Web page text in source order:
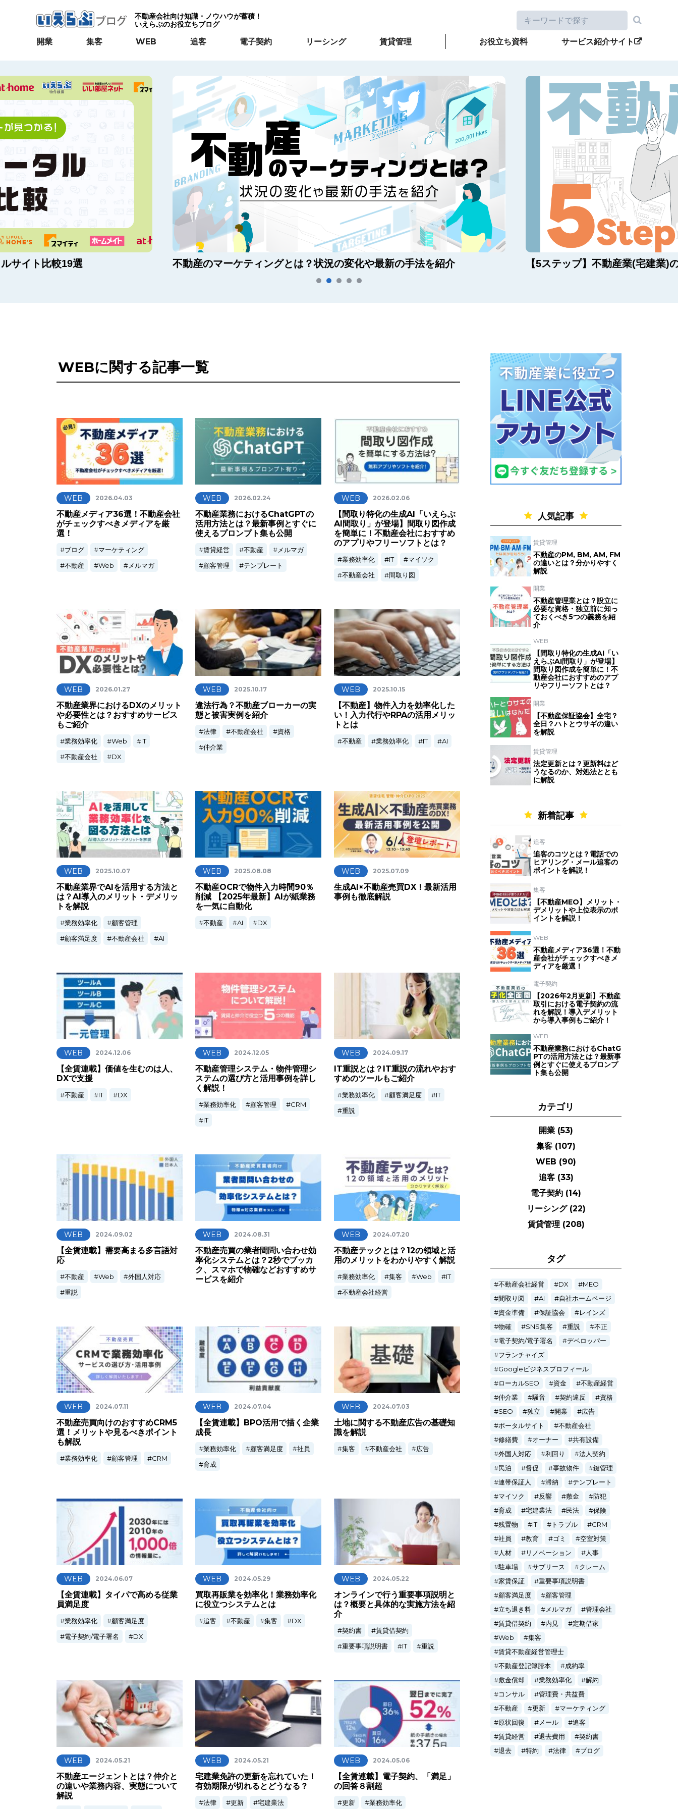
不動産会社向け知識・ノウハウが蓄積！
いえらぶのお役立ちブログ
開業 集客 WEB 追客 電子契約 リーシング 賃貸管理 お役立ち資料 サービス紹介サイト
サイト比較19選 不動産のマーケティングとは？状況の変化や最新の手法を紹介 【5ステップ】不動産業(宅建業)
WEBに関する記事一覧
WEB 2026.04.03
不動産メディア36選！不動産会社
がチェックすべきメディアを厳
選！
ブログ
マーケティング
不動産
Web メルマガ
WEB 2026.02.24
不動産業務におけるChatGPTの
活用方法とは？最新事例とすぐに
使えるプロンプト集も公開
賃貸経営 不動産
メルマガ
顧客管理
テンプレート
WEB 2026.02.06
【間取り特化の生成AI「いえらぶ
AI間取り」が登場】間取り図作成
を簡単に！不動産会社におすすめ
のアプリやフリーソフトとは？
業務効率化 IT
マイソク
不動産会社
間取り図
WEB 2026.01.27
不動産業界におけるDXのメリット
や必要性とは？おすすめサービス
もご紹介
業務効率化 Web
IT
不動産会社
DX
WEB 2025.10.17
違法行為？不動産ブローカーの実
態と被害実例を紹介
法律 不動産会社
資格
仲介業
WEB 2025.10.15
【不動産】物件入力を効率化した
い！入力代行やRPAの活用メリッ
トとは
不動産 業務効率化 IT AI
WEB 2025.10.07
不動産業界でAIを活用する方法と
は？AI導入のメリット・デメリッ
トを解説
業務効率化
顧客管理
顧客満足度
不動産会社 AI
WEB 2025.08.08
不動産OCRで物件入力時間90％
削減 【2025年最新】AIが紙業務
を一気に自動化
不動産 AI DX
WEB 2025.07.09
生成AI×不動産売買DX！最新活用
事例も徹底解説
WEB 2024.12.06
【全賃連載】価値を生むのは人、
DXで支援
不動産 IT DX
WEB 2024.12.05
不動産管理システム・物件管理シ
ステムの選び方と活用事例を詳し
く解説！
業務効率化 顧客管理
CRM
IT
WEB 2024.09.17
IT重説とは？IT重説の流れやおす
すめのツールもご紹介
業務効率化 顧客満足度
IT
重説
WEB 2024.09.02
【全賃連載】需要高まる多言語対
応
不動産 Web
外国人対応
重説
WEB 2024.08.31
不動産売買の業者間問い合わせ効
率化システムとは？2秒でブッカ
ク、スマホで物確などおすすめサ
ービスを紹介
WEB 2024.07.20
不動産テックとは？12の領域と活
用のメリットをわかりやすく解説
業務効率化 集客 Web
IT
不動産会社経営
WEB 2024.07.11
不動産売買向けのおすすめCRM5
選！メリットや見るべきポイント
も解説
業務効率化 顧客管理 CRM
WEB 2024.07.04
【全賃連載】BPO活用で描く企業
成長
業務効率化 顧客満足度
社員
育成
WEB 2024.07.03
土地に関する不動産広告の基礎知
識を解説
集客 不動産会社 広告
WEB 2024.06.07
【全賃連載】タイパで高める従業
員満足度
業務効率化
顧客満足度
電子契約/電子署名
DX
WEB 2024.05.29
買取再販業を効率化！業務効率化
に役立つシステムとは
追客 不動産 集客 DX
WEB 2024.05.22
オンラインで行う重要事項説明と
は？概要と具体的な実施方法を紹
介
契約書
賃貸借契約
重要事項説明書
IT 重説
WEB 2024.05.21
不動産エージェントとは？仲介と
の違いや業務内容、実態について
解説
WEB 2024.05.21
宅建業免許の更新を忘れていた！
有効期限が切れるとどうなる？
法律 更新 宅建業法
WEB 2024.05.06
【全賃連載】電子契約、「満足」
の回答８割超
更新 業務効率化
人気記事
賃貸管理
不動産のPM, BM, AM, FM
の違いとは？分かりやすく
解説
開業
不動産管理業とは？設立に
必要な資格・独立前に知っ
ておくべき5つの義務を紹
介
WEB
【間取り特化の生成AI「い
えらぶAI間取り」が登場】
間取り図作成を簡単に！不
動産会社におすすめのアプ
リやフリーソフトとは？
開業
【不動産保証協会】全宅？
全日？ハトとウサギの違い
を解説
賃貸管理
法定更新とは？更新料はど
うなるのか、対処法ととも
に解説
新着記事
追客
追客のコツとは？電話での
ヒアリング・メール追客の
ポイントを解説！
集客
【不動産MEO】メリット・
デメリットや上位表示のポ
イントを解説！
WEB
不動産メディア36選！不動
産会社がチェックすべきメ
ディアを厳選！
電子契約
【2026年2月更新】不動産
取引における電子契約の流
れを解説！導入デメリット
から導入事例もご紹介！
WEB
不動産業務におけるChatG
PTの活用方法とは？最新事
例とすぐに使えるプロンプ
ト集も公開
カテゴリ
開業 (53)
集客 (107)
WEB (90)
追客 (33)
電子契約 (14)
リーシング (22)
賃貸管理 (208)
タグ
不動産会社経営 DX
MEO
間取り図
AI
自社ホームページ
資金準備
保証協会
レインズ
物確
SNS集客 重説
不正
電子契約/電子署名
デベロッパー
フランチャイズ
Googleビジネスプロフィール
ローカルSEO
資金
不動産経営
仲介業
騒音 契約違反
資格
SEO
独立 開業
広告
ポータルサイト
不動産会社
修繕費
オーナー
共有設備
外国人対応
利回り
法人契約
民泊
督促 事故物件
鍵管理
連帯保証人
滞納
テンプレート
マイソク
反響 敷金
防犯
育成
宅建業法 民法
保険
残置物
IT トラブル
CRM
社員
教育 ゴミ
空室対策
人材
リノベーション
人事
駐車場
サブリース
クレーム
家賃保証
重要事項説明書
顧客満足度
顧客管理
立ち退き料
メルマガ
管理会社
賃貸借契約
内見
定期借家
Web
集客
賃貸不動産経営管理士
不動産登記簿謄本
成約率
敷金償却
業務効率化
解約
コンサル
管理費・共益費
不動産
更新
マーケティング
原状回復
メール
追客
賃貸経営
退去費用
契約書
退去
特約 法律 ブログ